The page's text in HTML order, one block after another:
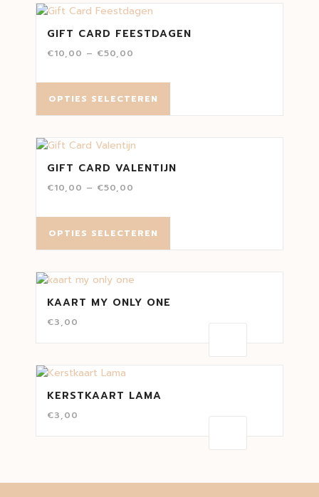
GIFT CARD FEESTDAGEN
€10,00 – €50,00
OPTIES SELECTEREN
GIFT CARD VALENTIJN
€10,00 – €50,00
OPTIES SELECTEREN
KAART MY ONLY ONE
€3,00
KERSTKAART LAMA
€3,00